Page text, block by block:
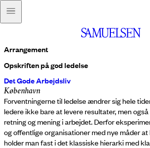
Arrangement
Opskriften på god ledelse
Det Gode Arbejdsliv
København
Forventningerne til ledelse ændrer sig hele
ledere ikke bare at levere resultater, men
retning og mening i arbejdet. Derfor
og offentlige organisationer med nye måder
holder man fast i det klassiske hierarki med